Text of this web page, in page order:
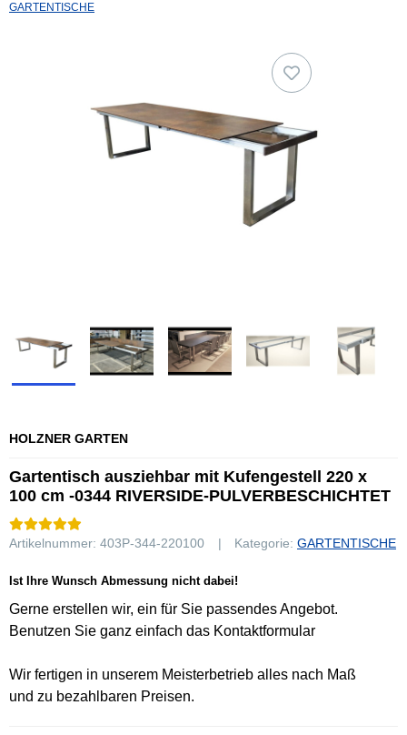
GARTENTISCHE
HOLZNER GARTEN
Gartentisch ausziehbar mit Kufengestell 220 x
100 cm -0344 RIVERSIDE-PULVERBESCHICHTET
Artikelnummer: 403P-344-220100 Kategorie: GARTENTISCHE
Ist Ihre Wunsch Abmessung nicht dabei!
Gerne erstellen wir, ein für Sie passendes Angebot.
Benutzen Sie ganz einfach das Kontaktformular
Wir fertigen in unserem Meisterbetrieb alles nach Maß
und zu bezahlbaren Preisen.